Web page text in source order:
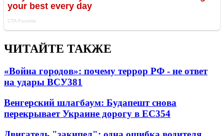
ЧИТАЙТЕ ТАКЖЕ
«Война городов»: почему террор РФ - не ответ
на удары ВСУ381
Венгерский шлагбаум: Будапешт снова
перекрывает Украине дорогу в ЕС354